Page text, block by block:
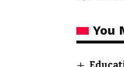
You